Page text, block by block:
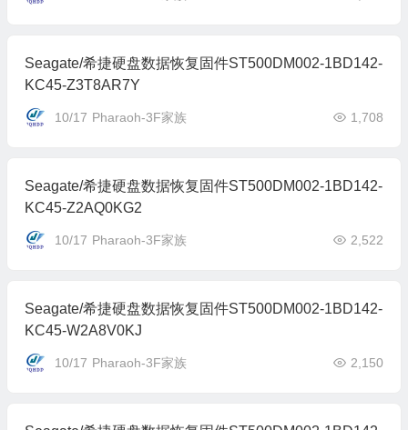
Seagate/希捷硬盘数据恢复固件ST500DM002-1BD142-
KC45-Z3T8AR7Y
10/17 Pharaoh-3F家族 1,708
Seagate/希捷硬盘数据恢复固件ST500DM002-1BD142-
KC45-Z2AQ0KG2
10/17 Pharaoh-3F家族 2,522
Seagate/希捷硬盘数据恢复固件ST500DM002-1BD142-
KC45-W2A8V0KJ
10/17 Pharaoh-3F家族 2,150